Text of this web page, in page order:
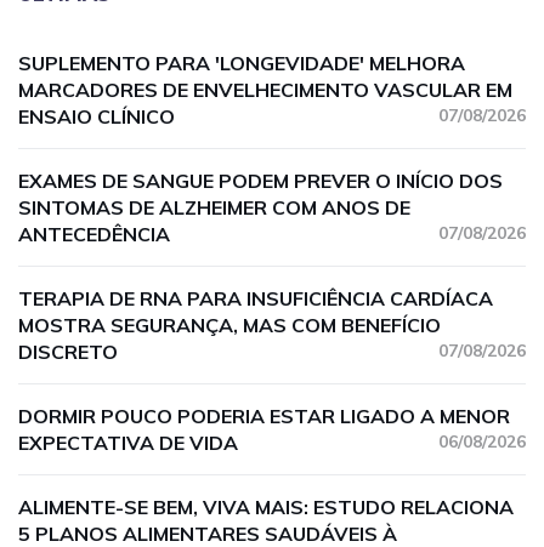
SUPLEMENTO PARA 'LONGEVIDADE' MELHORA
MARCADORES DE ENVELHECIMENTO VASCULAR EM
ENSAIO CLÍNICO
07/08/2026
EXAMES DE SANGUE PODEM PREVER O INÍCIO DOS
SINTOMAS DE ALZHEIMER COM ANOS DE
ANTECEDÊNCIA
07/08/2026
TERAPIA DE RNA PARA INSUFICIÊNCIA CARDÍACA
MOSTRA SEGURANÇA, MAS COM BENEFÍCIO
DISCRETO
07/08/2026
DORMIR POUCO PODERIA ESTAR LIGADO A MENOR
EXPECTATIVA DE VIDA
06/08/2026
ALIMENTE-SE BEM, VIVA MAIS: ESTUDO RELACIONA
5 PLANOS ALIMENTARES SAUDÁVEIS À